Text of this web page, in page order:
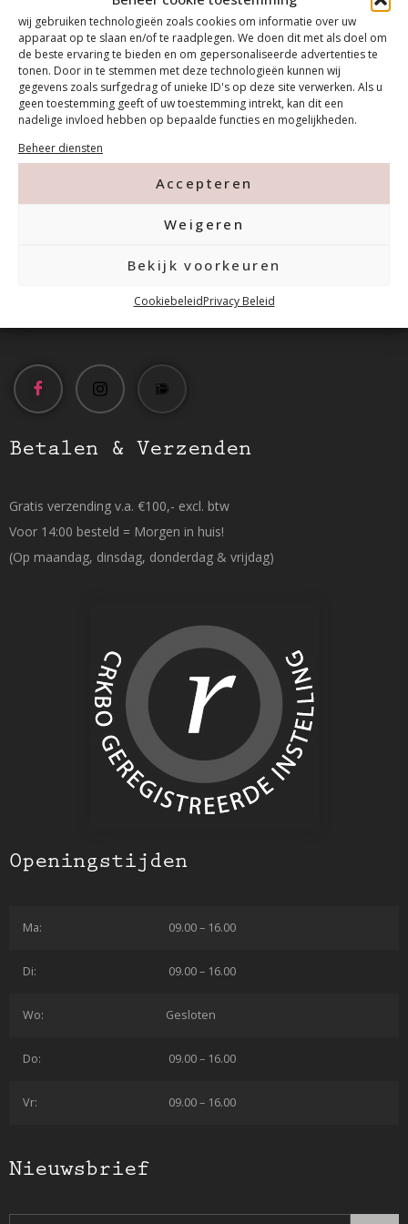
wij gebruiken technologieën zoals cookies om informatie over uw
apparaat op te slaan en/of te raadplegen. We doen dit met als doel om
de beste ervaring te bieden en om gepersonaliseerde advertenties te
tonen. Door in te stemmen met deze technologieën kunnen wij
gegevens zoals surfgedrag of unieke ID's op deze site verwerken. Als u
geen toestemming geeft of uw toestemming intrekt, kan dit een
nadelige invloed hebben op bepaalde functies en mogelijkheden.
Beheer diensten
Accepteren
Weigeren
Bekijk voorkeuren
CookiebeleidPrivacy Beleid
Contact
Tanthofdreef 7 2623 EW Delft
info@mfacademy.nl
Betalen & Verzenden
Gratis verzending v.a. €100,- excl. btw
Voor 14:00 besteld = Morgen in huis!
(Op maandag, dinsdag, donderdag & vrijdag)
Openingstijden
Ma: 09.00 – 16.00
Di: 09.00 – 16.00
Wo: Gesloten
Do: 09.00 – 16.00
Vr: 09.00 – 16.00
Nieuwsbrief